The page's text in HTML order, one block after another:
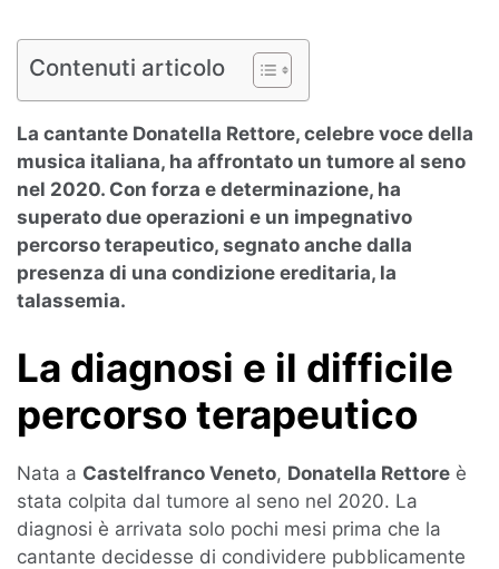
Contenuti articolo
La cantante Donatella Rettore, celebre voce della
musica italiana, ha affrontato un tumore al seno
nel 2020. Con forza e determinazione, ha
superato due operazioni e un impegnativo
percorso terapeutico, segnato anche dalla
presenza di una condizione ereditaria, la
talassemia.
La diagnosi e il difficile
percorso terapeutico
Nata a Castelfranco Veneto, Donatella Rettore è
stata colpita dal tumore al seno nel 2020. La
diagnosi è arrivata solo pochi mesi prima che la
cantante decidesse di condividere pubblicamente